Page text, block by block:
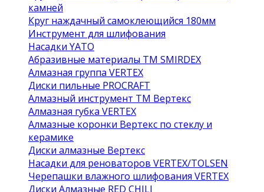
камней
Круг наждачный самоклеющийся 180мм
Инструмент для шлифования
Насадки YATO
Абразивные материалы ТМ SMIRDEX
Алмазная группа VERTEX
Диски пильные PROCRAFT
Алмазный инструмент ТМ Вертекс
Алмазная губка VERTEX
Алмазные коронки Вертекс по стеклу и
керамике
Диски алмазные Вертекс
Насадки для реноваторов VERTEX/TOLSEN
Черепашки влажного шлифования VERTEX
Диски Алмазные RED CHILI